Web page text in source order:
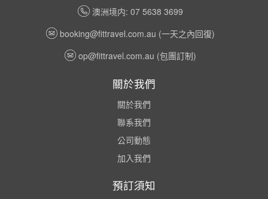
澳洲境内: 07 5638 3699
booking@fittravel.com.au (一天之內回復)
op@fittravel.com.au (包團訂制)
關於我們
關於我們
聯系我們
公司動態
加入我們
預訂須知